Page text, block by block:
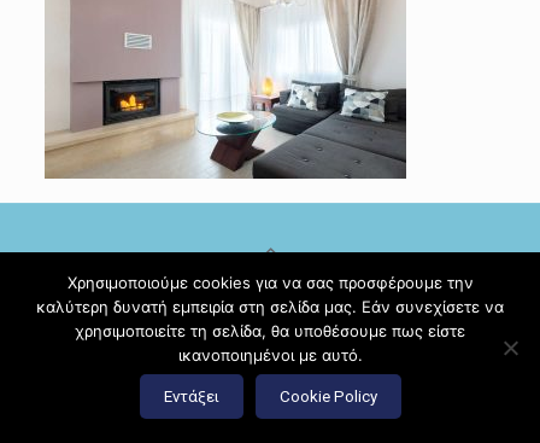
© 2017 Diamante Beach Front Suites Apartment Suites |
Κατασκευή ιστοσελίδωνHi Web
Χρησιμοποιούμε cookies για να σας προσφέρουμε την
καλύτερη δυνατή εμπειρία στη σελίδα μας. Εάν συνεχίσετε να
χρησιμοποιείτε τη σελίδα, θα υποθέσουμε πως είστε
ικανοποιημένοι με αυτό.
Εντάξει Cookie Policy